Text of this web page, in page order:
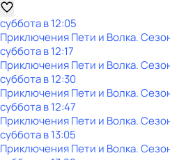
субботав12:05
Приключения Пети и Волка.
субботав12:17
Приключения Пети и Волка.
субботав12:30
Приключения Пети и Волка.
субботав12:47
Приключения Пети и Волка.
субботав13:05
Приключения Пети и Волка.